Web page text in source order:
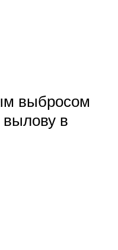
выбросом
в